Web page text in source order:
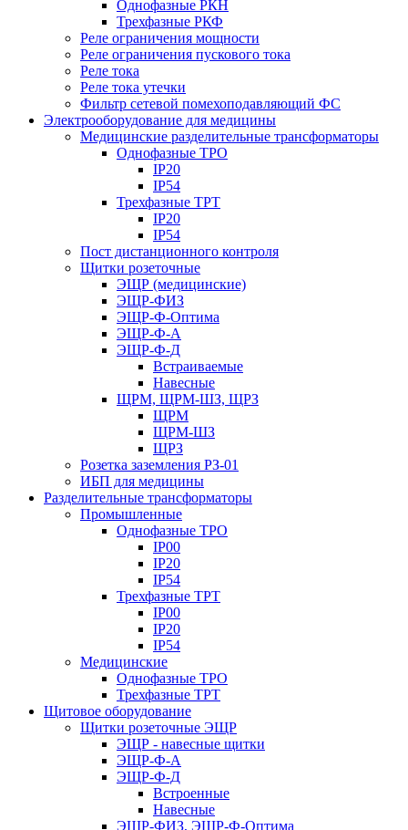
Однофазные РКН
Трехфазные РКФ
Реле ограничения мощности
Реле ограничения пускового тока
Реле тока
Реле тока утечки
Фильтр сетевой помехоподавляющий ФС
Электрооборудование для медицины
Медицинские разделительные трансформаторы
Однофазные ТРО
IP20
IP54
Трехфазные ТРТ
IP20
IP54
Пост дистанционного контроля
Щитки розеточные
ЭЩР (медицинские)
ЭЩР-ФИЗ
ЭЩР-Ф-Оптима
ЭЩР-Ф-А
ЭЩР-Ф-Д
Встраиваемые
Навесные
ЩРМ, ЩРМ-ШЗ, ЩРЗ
ЩРМ
ЩРМ-ШЗ
ЩРЗ
Розетка заземления РЗ-01
ИБП для медицины
Разделительные трансформаторы
Промышленные
Однофазные ТРО
IP00
IP20
IP54
Трехфазные ТРТ
IP00
IP20
IP54
Медицинские
Однофазные ТРО
Трехфазные ТРТ
Щитовое оборудование
Щитки розеточные ЭЩР
ЭЩР - навесные щитки
ЭЩР-Ф-А
ЭЩР-Ф-Д
Встроенные
Навесные
ЭЩР-ФИЗ, ЭЩР-Ф-Оптима